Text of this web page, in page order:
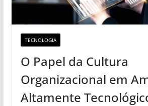
TECNOLOGIA
O Papel da Cultura
Organizacional em
Altamente